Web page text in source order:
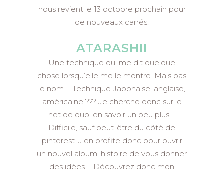
nous revient le 13 octobre prochain pour
de nouveaux carrés.
ATARASHII
Une technique qui me dit quelque
chose lorsqu’elle me le montre. Mais pas
le nom … Technique Japonaise, anglaise,
américaine ??? Je cherche donc sur le
net de quoi en savoir un peu plus….
Difficile, sauf peut-être du côté de
pinterest. J’en profite donc pour ouvrir
un nouvel album, histoire de vous donner
des idées … Découvrez donc mon